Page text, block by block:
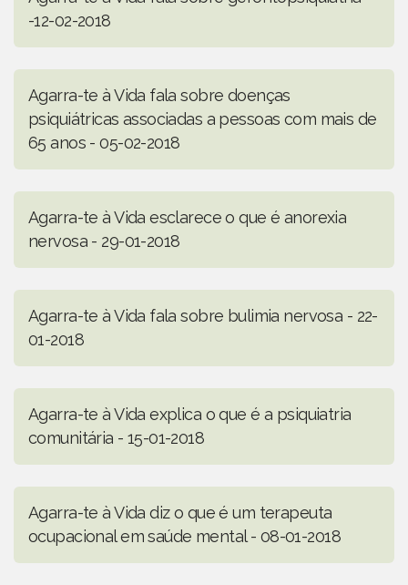
-12-02-2018
Agarra-te à Vida fala sobre doenças
psiquiátricas associadas a pessoas com mais de
65 anos - 05-02-2018
Agarra-te à Vida esclarece o que é anorexia
nervosa - 29-01-2018
Agarra-te à Vida fala sobre bulimia nervosa - 22-
01-2018
Agarra-te à Vida explica o que é a psiquiatria
comunitária - 15-01-2018
Agarra-te à Vida diz o que é um terapeuta
ocupacional em saúde mental - 08-01-2018